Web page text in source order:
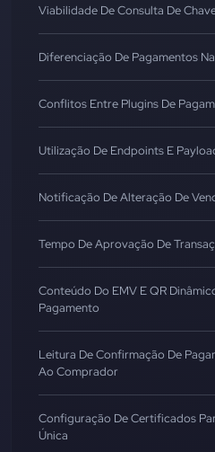
Viabilidade De Consulta De
Diferenciação De Pagamentos
Conflitos Entre Plugins De
Utilização De Endpoints E
Notificação De Alteração De
Tempo De Aprovação De
Conteúdo Do EMV E QR
Pagamento
Leitura De Confirmação De
Ao Comprador
Configuração De Certificados
Única